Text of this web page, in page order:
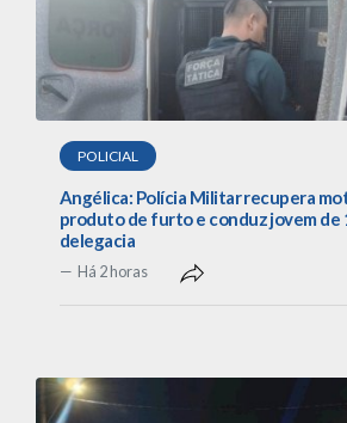
POLICIAL
Angélica: Polícia Militar recupera
produto de furto e conduz jovem de
delegacia
Há 2 horas